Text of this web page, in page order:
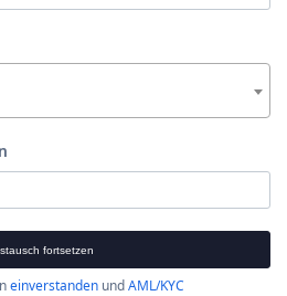
fortsetzen
einverstanden undAML/KYC